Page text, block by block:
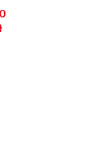
099 zł